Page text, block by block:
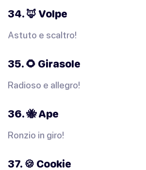
34. 🦊 Volpe
Astuto e scaltro!
35. 🌻 Girasole
Radioso e allegro!
36. 🐝 Ape
Ronzio in giro!
37. 🍪 Cookie